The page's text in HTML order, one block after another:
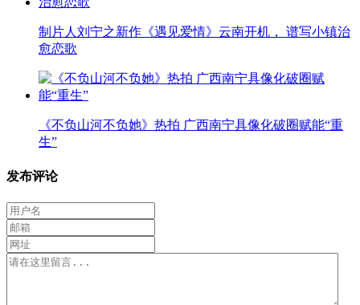
制片人刘宁之新作《遇见爱情》云南开机， 谱写小镇治
愈恋歌
《不负山河不负她》热拍 广西南宁具像化破圈赋能“重
生”
发布评论